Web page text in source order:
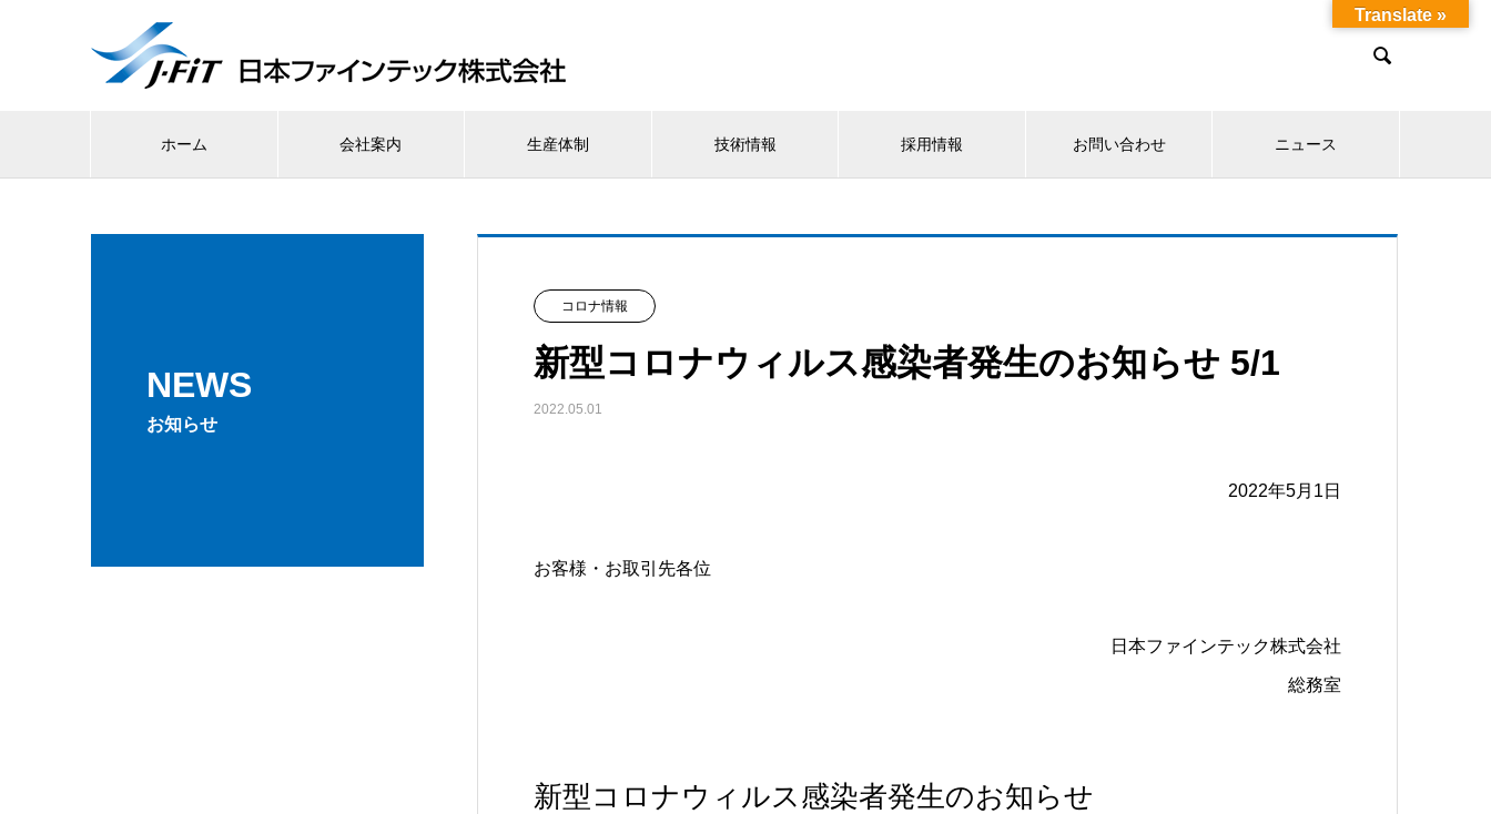

ホーム 会社案内 生産体制 技術情報 採用情報 お問い合わせ ニュース
NEWS
お知らせ
コロナ情報
新型コロナウィルス感染者発生のお知らせ 5/1
2022.05.01
2022年5月1日
お客様・お取引先各位
日本ファインテック株式会社
総務室
新型コロナウィルス感染者発生のお知らせ
Translate »